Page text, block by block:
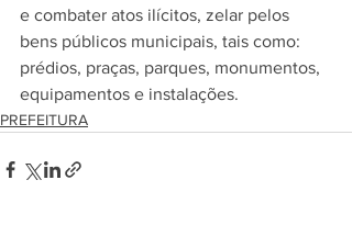
e combater atos ilícitos, zelar pelos
bens públicos municipais, tais como:
prédios, praças, parques, monumentos,
equipamentos e instalações.
PREFEITURA